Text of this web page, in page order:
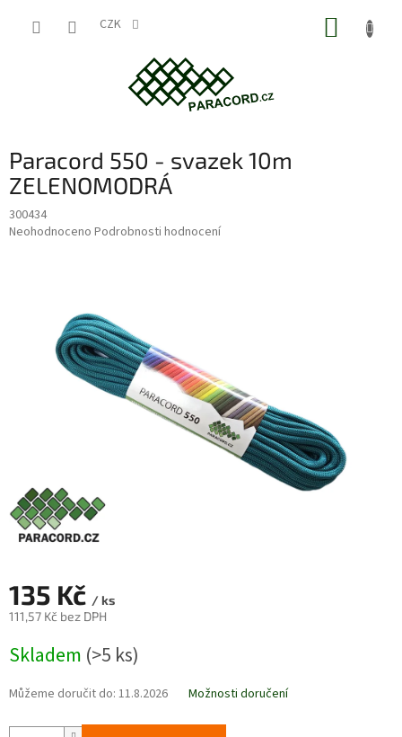
CZK
Paracord 550 - svazek 10m
ZELENOMODRÁ
300434
Průměrné
hvězdiček.
Neohodnoceno Podrobnosti hodnocení
135 Kč / ks
111,57 Kč bez DPH
cena:
Skladem (>5 ks)
Můžeme doručit do: 11.8.2026 Možnosti doručení